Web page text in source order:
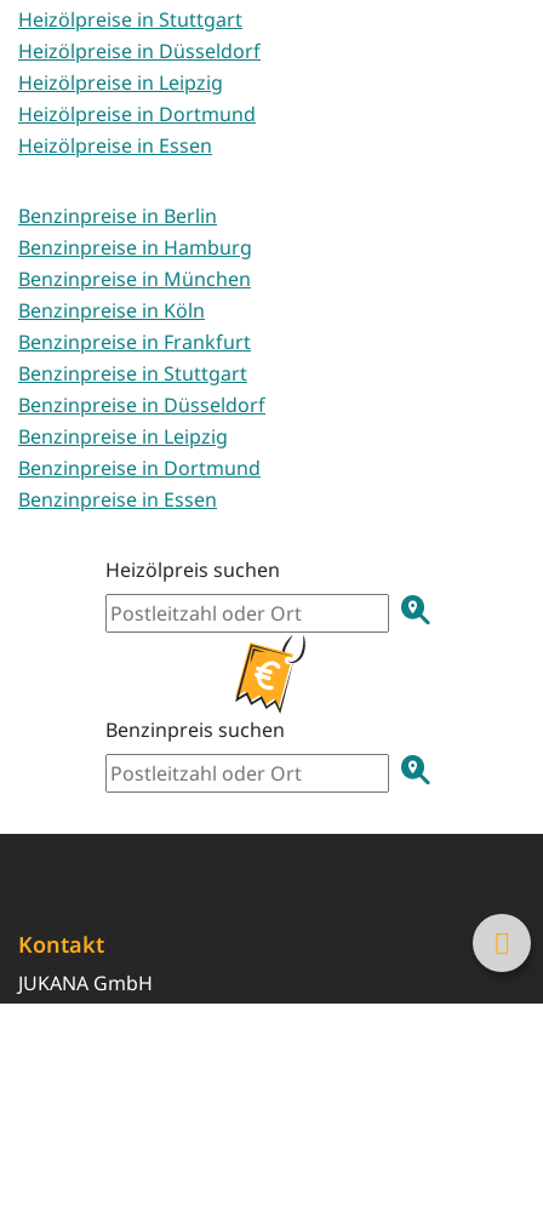
Heizölpreise in Stuttgart
Heizölpreise in Düsseldorf
Heizölpreise in Leipzig
Heizölpreise in Dortmund
Heizölpreise in Essen
Benzinpreise in Berlin
Benzinpreise in Hamburg
Benzinpreise in München
Benzinpreise in Köln
Benzinpreise in Frankfurt
Benzinpreise in Stuttgart
Benzinpreise in Düsseldorf
Benzinpreise in Leipzig
Benzinpreise in Dortmund
Benzinpreise in Essen
Heizölpreis suchen
Benzinpreis suchen
Kontakt
JUKANA GmbH